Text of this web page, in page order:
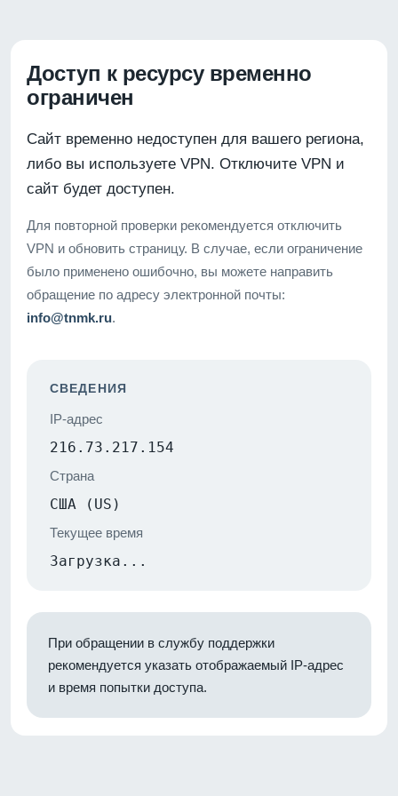
Доступ к ресурсу временно
ограничен
Сайт временно недоступен для вашего региона,
либо вы используете VPN. Отключите VPN и
сайт будет доступен.
Для повторной проверки рекомендуется отключить
VPN и обновить страницу. В случае, если ограничение
было применено ошибочно, вы можете направить
обращение по адресу электронной почты:
info@tnmk.ru.
СВЕДЕНИЯ
IP-адрес
216.73.217.154
Страна
США (US)
Текущее время
Загрузка...
При обращении в службу поддержки
рекомендуется указать отображаемый IP-адрес
и время попытки доступа.